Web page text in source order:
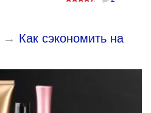
→ Как сэкономить на